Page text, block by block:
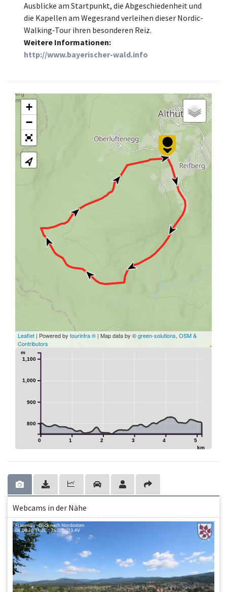
Ausblicke am Startpunkt, die Abgeschiedenheit und
die Kapellen am Wegesrand verleihen dieser Nordic-
Walking-Tour ihren besonderen Reiz.
Weitere Informationen:
http://www.bayerischer-wald.info
+
−
Leaflet | Powered by tourinfra ® | Map data by ©green-solutions, OSM &
Contributors
0 1 2 3 4 5
km
800
900
1,000
1,100
m
Webcams in der Nähe